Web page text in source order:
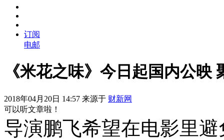
订阅
电邮
《米花之味》今日起国内公
2018年04月20日 14:57 来源于 财新网
可以听文章啦！
导演鹏飞希望在电影里